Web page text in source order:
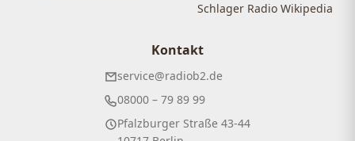
Schlager Radio Wikipedia
Kontakt
service@radiob2.de
08000 – 79 89 99
Pfalzburger Straße 43-44